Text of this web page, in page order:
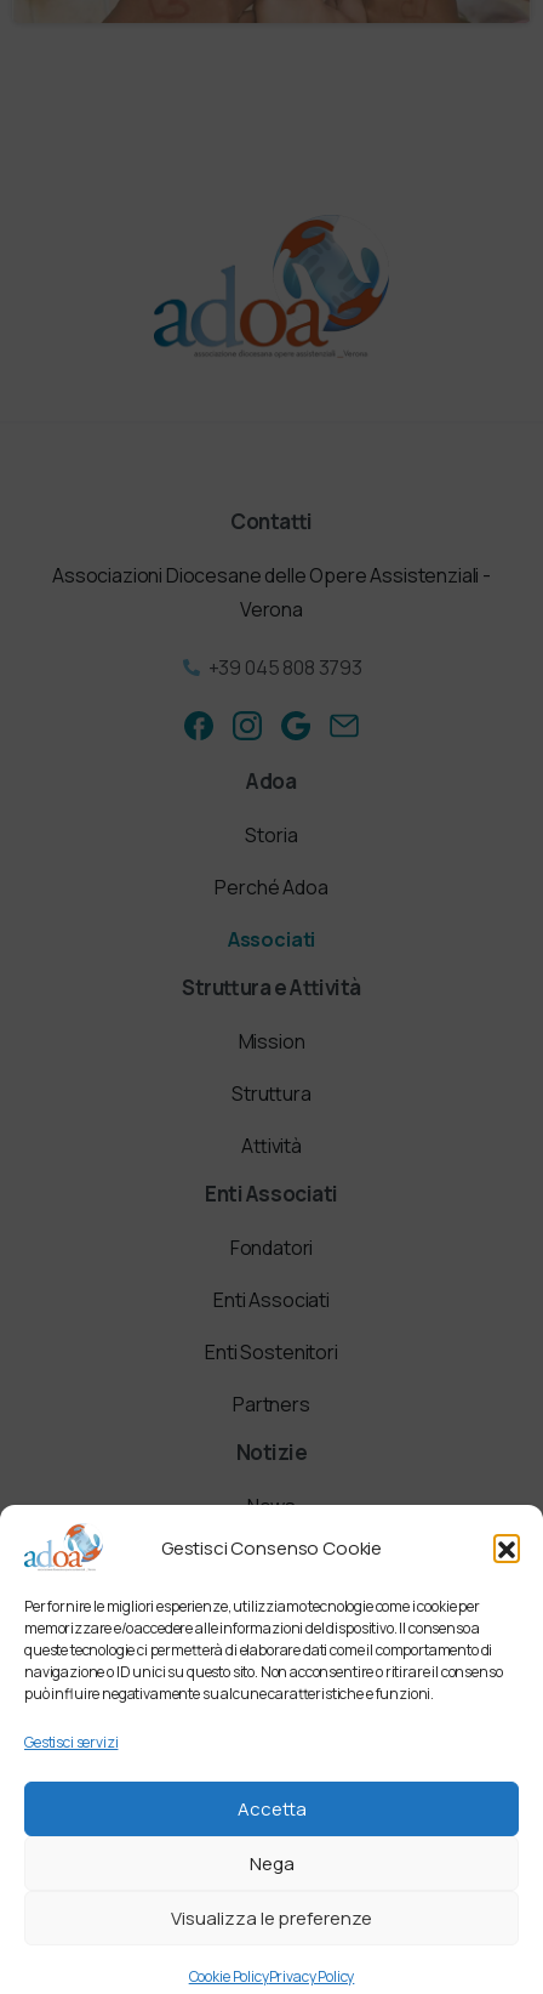
Gestisci Consenso Cookie
Per fornire le migliori esperienze, utilizziamo tecnologie come i cookie per
memorizzare e/o accedere alle informazioni del dispositivo. Il consenso a
queste tecnologie ci permetterà di elaborare dati come il comportamento di
navigazione o ID unici su questo sito. Non acconsentire o ritirare il consenso
può influire negativamente su alcune caratteristiche e funzioni.
Gestisci servizi
Accetta
Nega
Visualizza le preferenze
Cookie PolicyPrivacy Policy
Contatti
Associazioni Diocesane delle Opere Assistenziali -
Verona
+39 045 808 3793
Adoa
Storia
Perché Adoa
Associati
Struttura e Attività
Mission
Struttura
Attività
Enti Associati
Fondatori
Enti Associati
Enti Sostenitori
Partners
Notizie
News
Comunicati
Newsletter